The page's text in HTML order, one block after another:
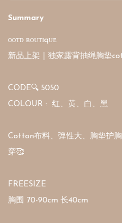
Summary
ᴏᴏᴛᴅ ʙᴏᴜᴛɪqᴜᴇ
新品上架｜独家露背抽绳胸垫
CODE🔍 5050
COLOUR :  红、黄、白、黑
Cotton布料、弹性大、胸垫护
穿🥰
FREESIZE
胸围 70-90cm 长40cm